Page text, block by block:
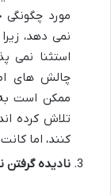
مورد چگونگی
نمی دهد،
استثنا نمی
چالش های
ممکن است به
تلاش کرده
کنند، اما
نادیده گرفتن